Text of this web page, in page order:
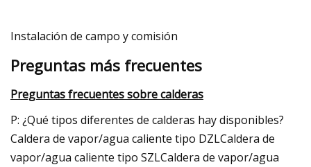
Instalación de campo y comisión
Preguntas más frecuentes
Preguntas frecuentes sobre calderas
P: ¿Qué tipos diferentes de calderas hay disponibles?
Caldera de vapor/agua caliente tipo DZLCaldera de
vapor/agua caliente tipo SZLCaldera de vapor/agua